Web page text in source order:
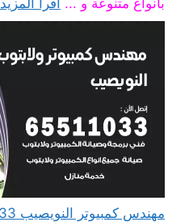
بأنواع متنوعة و ... اقرأ المزيد